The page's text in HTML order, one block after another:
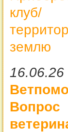
клуб/
землю
16.06.26
Вопрос